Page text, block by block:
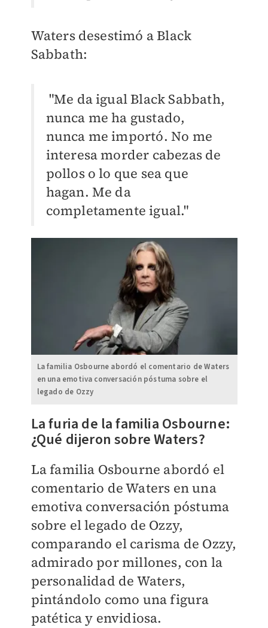
Waters desestimó a Black
Sabbath:
"Me da igual Black Sabbath,
nunca me ha gustado,
nunca me importó. No me
interesa morder cabezas de
pollos o lo que sea que
hagan. Me da
completamente igual."
La familia Osbourne abordó el comentario de Waters
en una emotiva conversación póstuma sobre el
legado de Ozzy
La furia de la familia Osbourne:
¿Qué dijeron sobre Waters?
La familia Osbourne abordó el
comentario de Waters en una
emotiva conversación póstuma
sobre el legado de Ozzy,
comparando el carisma de Ozzy,
admirado por millones, con la
personalidad de Waters,
pintándolo como una figura
patética y envidiosa.